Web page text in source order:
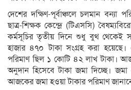
দেশের দক্ষিণ-পূর্বাঞ্চলে চলমান বন্যা
ছাত্র-শিক্ষক কেন্দ্রে (টিএসসি)
কর্মসূচির তৃতীয় দিনে শুধু বুথ থেকেই
হাজার ৪৭০ টাকা সংগ্রহ করা
পরিমাণ ছিল ১ কোটি ৪২ লাখ টাকা।
অনুদান হিসেবে টাকা জমা দিচ্ছে।
আজকের জমা হওয়া টাকার পরিমাণ